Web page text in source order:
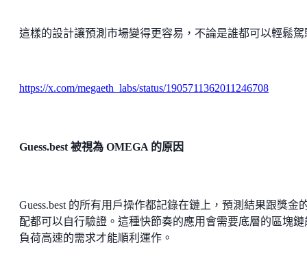
這樣的設計讓預測市場變得更容易，不論是誰都可以輕鬆駕
https://x.com/megaeth_labs/status/1905711362011246708
Guess.best 被視為 OMEGA 的原因
Guess.best 的所有用戶操作都記錄在鏈上，預測結果跟獎金
配都可以自行驗證。這種快節奏的應用會需要底層的區塊鏈
負荷高速的需求才能順利運作。